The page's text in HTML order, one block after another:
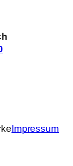
Impressum